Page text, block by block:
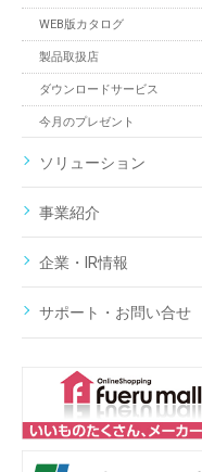
WEB版カタログ
製品取扱店
ダウンロードサービス
今月のプレゼント
ソリューション
事業紹介
企業・IR情報
サポート・お問い合せ